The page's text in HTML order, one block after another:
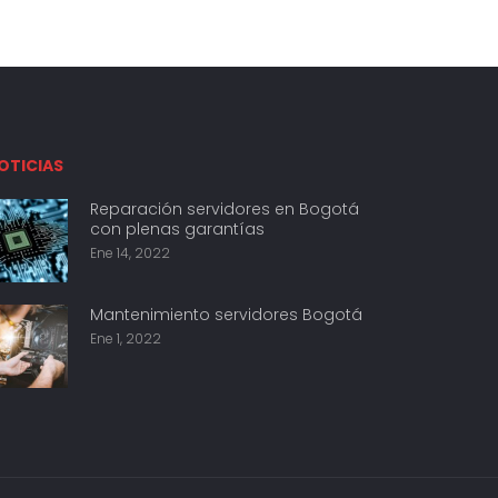
Reparación servidores en Bogotá
con plenas garantías
Ene 14, 2022
Mantenimiento servidores Bogotá
Ene 1, 2022